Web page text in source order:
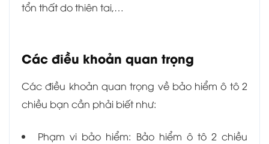
tổn thất do thiên tai,…
Các điều khoản quan trọng
Các điều khoản quan trọng về bảo hiểm ô tô 2
chiều bạn cần phải biết như:
Phạm vi bảo hiểm: Bảo hiểm ô tô 2 chiều